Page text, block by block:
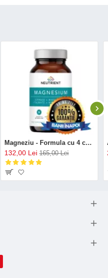
Magneziu - Formula cu 4 chelați (120 capsule), Neutrient
132,00 Lei 165,00 Lei